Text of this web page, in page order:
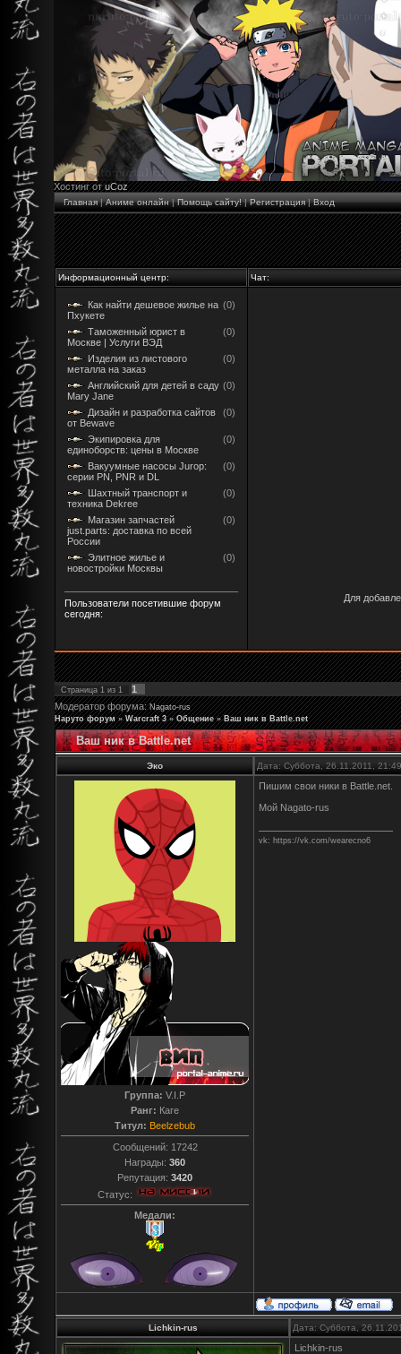
Хостинг отuCoz
Главная|Аниме онлайн|Помощь сайту!|Регистрация|Вход
Информационный центр: Чат:
Как найти дешевое жилье на
Пхукете
(0)
Таможенный юрист в
Москве | Услуги ВЭД
(0)
Изделия из листового
металла на заказ
(0)
Английский для детей в саду
Mary Jane
(0)
Дизайн и разработка сайтов
от Bewave
(0)
Экипировка для
единоборств: цены в Москве
(0)
Вакуумные насосы Jurop:
серии PN, PNR и DL
(0)
Шахтный транспорт и
техника Dekree
(0)
Магазин запчастей
just.parts: доставка по всей
России
(0)
Элитное жилье и
новостройки Москвы
(0)
Пользователи посетившие форум
сегодня:
Для
Страница 1 из 1
1
Модератор форума:Nagato-rus
Наруто форум » Warcraft 3 » Общение » Ваш ник в Battle.net
Ваш ник в Battle.net
Эко Дата: Суббота, 26.11.2011,
Группа: V.I.P
Ранг: Каге
Титул: Beelzebub
Сообщений: 17242
Награды: 360
Репутация: 3420
Статус:
Медали:
Пишим свои ники в Battle.net.
Мой Nagato-rus
vk: https://vk.com/wearecno6
Lichkin-rus Дата: Суббота,
Lichkin-rus